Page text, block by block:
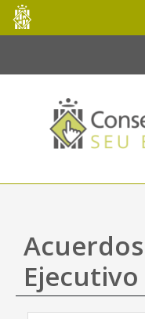
Saltar al contenido principal
Consell
de
Mallorca
Ejecutivo